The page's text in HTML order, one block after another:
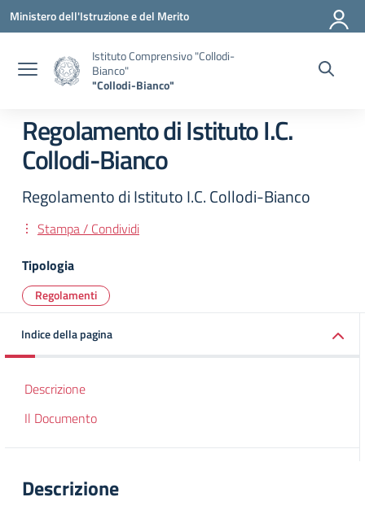
Vai ai contenuti
Vai al menu di navigazione
Vai al footer
Ministero dell'Istruzione e del Merito
Istituto Comprensivo "Collodi-
Bianco"
"Collodi-Bianco"
Regolamento di Istituto I.C.
Collodi-Bianco
Regolamento di Istituto I.C. Collodi-Bianco
Stampa / Condividi
Tipologia
Regolamenti
Indice della pagina
Descrizione
Il Documento
Descrizione